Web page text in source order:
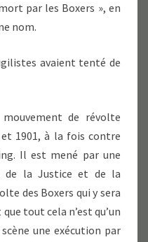
par les Boxers », en
nom.
avaient tenté de
de révolte
1901, à la fois contre
Il est mené par une
de la Justice et de la
des Boxers qui y sera
tout cela n’est qu’un
une exécution par